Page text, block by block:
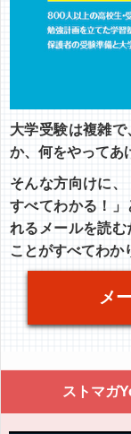
大学受験は複雑
か、何をやって
そんな方向けに
すべてわかる！
れるメールを読
ことがすべてわか
メ
ストマガ